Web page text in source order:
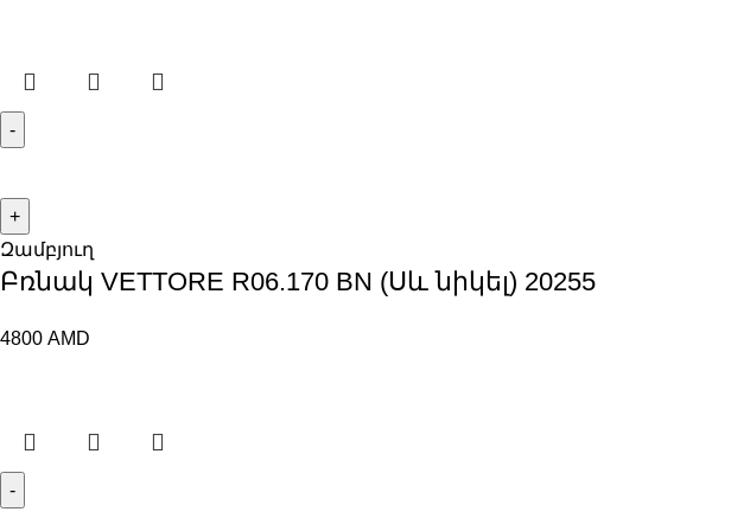
Զամբյուղ
Բռնակ VЕTTORE R06.170 BN (Սև նիկել) 20255
4800 AMD